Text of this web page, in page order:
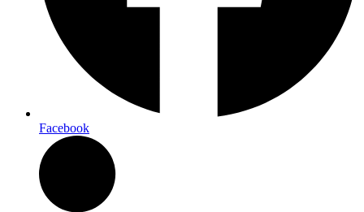
Facebook